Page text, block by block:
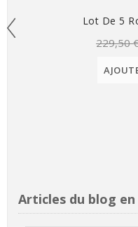
Lot De 5
229,50
Articles du blog